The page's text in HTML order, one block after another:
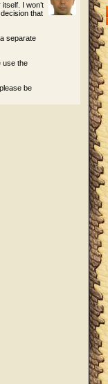
I won’t
that
separate
use the
be